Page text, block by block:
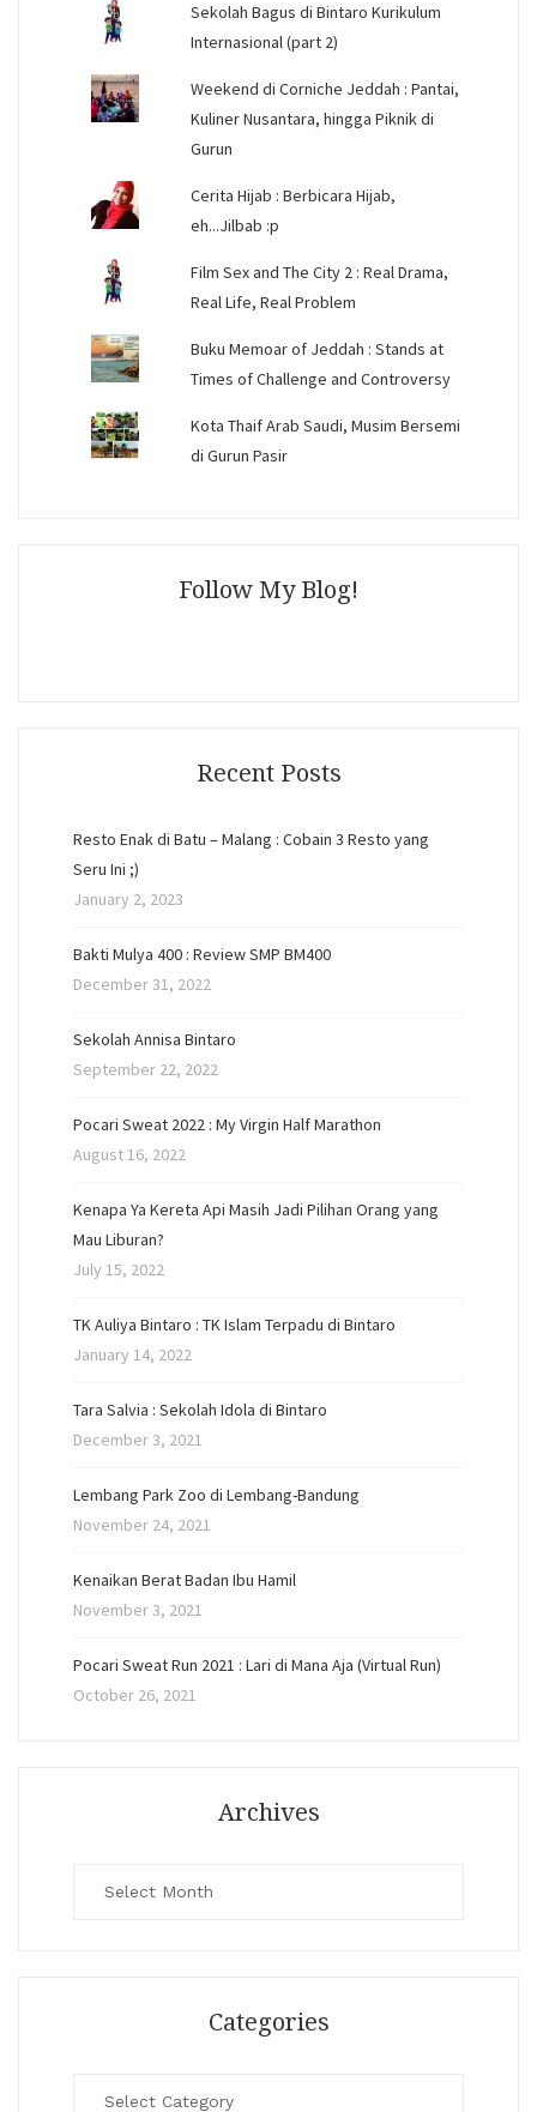
Sekolah Bagus di Bintaro Kurikulum
Internasional (part 2)
Weekend di Corniche Jeddah : Pantai,
Kuliner Nusantara, hingga Piknik di
Gurun
Cerita Hijab : Berbicara Hijab,
eh...Jilbab :p
Film Sex and The City 2 : Real Drama,
Real Life, Real Problem
Buku Memoar of Jeddah : Stands at
Times of Challenge and Controversy
Kota Thaif Arab Saudi, Musim Bersemi
di Gurun Pasir
Follow My Blog!
Recent Posts
Resto Enak di Batu – Malang : Cobain 3 Resto yang
Seru Ini ;)
January 2, 2023
Bakti Mulya 400 : Review SMP BM400
December 31, 2022
Sekolah Annisa Bintaro
September 22, 2022
Pocari Sweat 2022 : My Virgin Half Marathon
August 16, 2022
Kenapa Ya Kereta Api Masih Jadi Pilihan Orang yang
Mau Liburan?
July 15, 2022
TK Auliya Bintaro : TK Islam Terpadu di Bintaro
January 14, 2022
Tara Salvia : Sekolah Idola di Bintaro
December 3, 2021
Lembang Park Zoo di Lembang-Bandung
November 24, 2021
Kenaikan Berat Badan Ibu Hamil
November 3, 2021
Pocari Sweat Run 2021 : Lari di Mana Aja (Virtual Run)
October 26, 2021
Archives
Categories